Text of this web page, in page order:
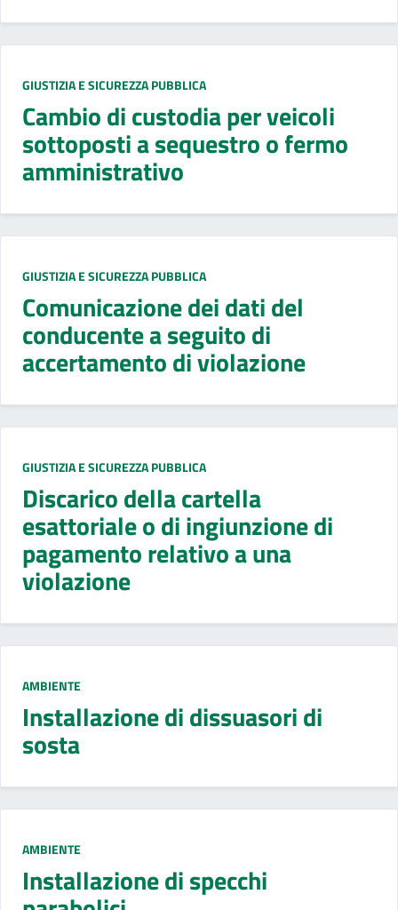
GIUSTIZIA E SICUREZZA PUBBLICA
Cambio di custodia per veicoli
sottoposti a sequestro o fermo
amministrativo
GIUSTIZIA E SICUREZZA PUBBLICA
Comunicazione dei dati del
conducente a seguito di
accertamento di violazione
GIUSTIZIA E SICUREZZA PUBBLICA
Discarico della cartella
esattoriale o di ingiunzione di
pagamento relativo a una
violazione
AMBIENTE
Installazione di dissuasori di
sosta
AMBIENTE
Installazione di specchi